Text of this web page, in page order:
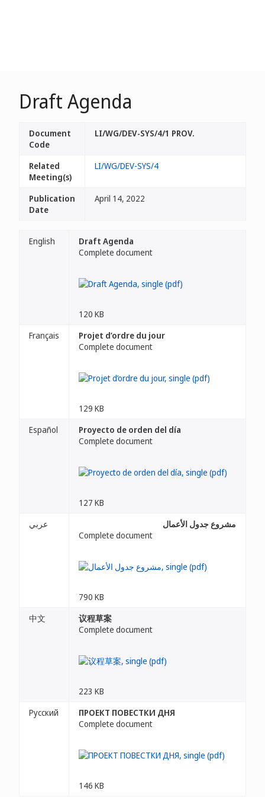
Draft Agenda
Document
Code
LI/WG/DEV-SYS/4/1 PROV.
Related
Meeting(s)
LI/WG/DEV-SYS/4
Publication
Date
April 14, 2022
English
Draft Agenda
Complete document
120 KB
Français
Projet d’ordre du jour
Complete document
129 KB
Español
Proyecto de orden del día
Complete document
127 KB
عربي
مشروع جدول الأعمال
Complete document
790 KB
中文
议程草案
Complete document
223 KB
Русский
ПРОЕКТ ПОВЕСТКИ ДНЯ
Complete document
146 KB